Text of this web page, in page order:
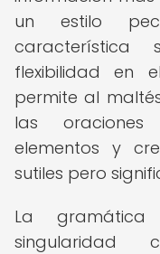
un estilo
característica
flexibilidad en
permite al
las
elementos y
sutiles pero
La
singularidad